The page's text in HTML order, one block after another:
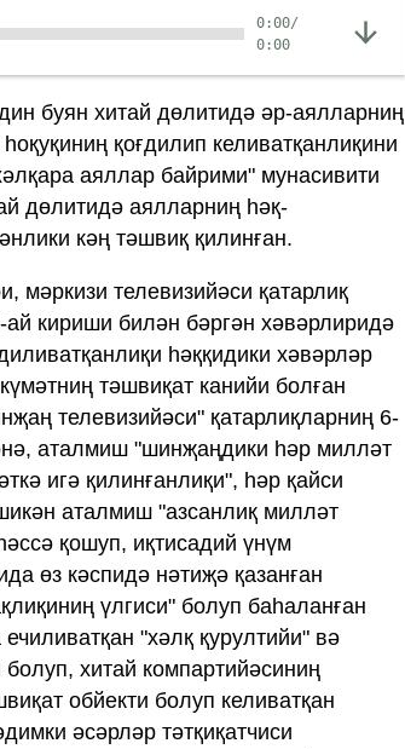
0:00/
0:00
буян хитай дөлитидә әр-аялларниң
қоғдилип келиватқанлиқини
аяллар байрими" мунасивити
дөлитидә аялларниң һәқ-
кәң тәшвиқ қилинған.
мәркизи телевизийәси қатарлиқ
кириши билән бәргән хәвәрлиридә
һәққидики хәвәрләр
тәшвиқат канийи болған
телевизийәси" қатарлиқларниң 6-
аталмиш "шинҗаңдики һәр милләт
игә қилинғанлиқи", һәр қайси
аталмиш "азсанлиқ милләт
қошуп, иқтисадий үнүм
өз кәспидә нәтиҗә қазанған
үлгиси" болуп баһаланған
"хәлқ қурултийи" вә
хитай компартийәсиниң
обйекти болуп келиватқан
әсәрләр тәтқиқатчиси